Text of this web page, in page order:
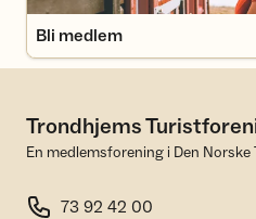
Bli medlem
Trondhjems
En medlemsforening i Den
73 92 42 00